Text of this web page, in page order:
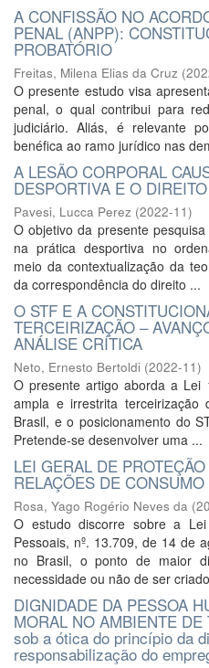
A CONFISSÃO NO
PENAL (ANPP):
PROBATÓRIO
Freitas, Milena Elias da Cruz (
O presente estudo visa
penal, o qual contribui para
judiciário. Aliás, é relevante
benéfica ao ramo jurídico nas
A LESÃO CORPORAL
DESPORTIVA E O
Pavesi, Lucca Perez (2022-11)
O objetivo da presente
na prática desportiva no
meio da contextualização da
da correspondência do direito ...
O STF E A
TERCEIRIZAÇÃO –
ANÁLISE CRÍTICA
Neto, Ernesto Bertoldi (2022-11)
O presente artigo aborda a
ampla e irrestrita terceirização
Brasil, e o posicionamento do
Pretende-se desenvolver uma ...
LEI GERAL DE
RELAÇÕES DE CONSUMO
Rosa, Yago Rogério Neves da (
O estudo discorre sobre a
Pessoais, nº. 13.709, de 14 de
no Brasil, o ponto de maior
necessidade ou não de ser
DIGNIDADE DA PESSOA
MORAL NO AMBIENTE
sob a ótica do princípio da
responsabilização do